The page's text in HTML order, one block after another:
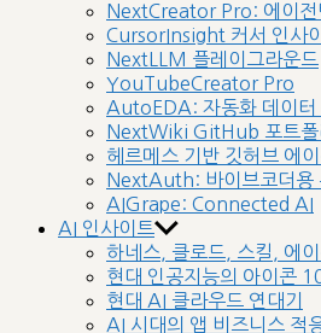
NextCreator Pro: 에이전
CursorInsight 커서 인사
NextLLM 플레이그라운드
YouTubeCreator Pro
AutoEDA: 자동화 데이터
NextWiki GitHub 포트폴
헤르메스 기반 깃허브 에
NextAuth: 바이브코더용
AIGrape: Connected AI
AI 인사이트
하네스, 클로드, 스킬, 에
현대 인공지능의 아이콘
현대 AI 클라우드 연대기
AI 시대의 앱 비즈니스 적